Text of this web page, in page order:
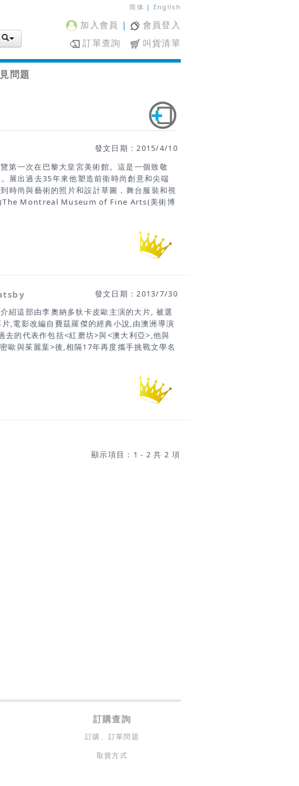
简体 | English
加入會員 |
會員登入
訂單查詢
叫貨清單
問題
發文日期：2015/4/10
第一次在巴黎大皇宮美術館。這是一個致敬
展出過去35年來他塑造前衛時尚創意和尖端
時尚與藝術的照片和設計草圖，舞台服裝和視
Montreal Museum of Fine Arts(美術博
發文日期：2013/7/30
紹這部由李奧納多狄卡皮歐主演的大片, 被選
,電影改編自費茲羅傑的經典小說,由澳洲導演
去的代表作包括<紅磨坊>與<澳大利亞>,他與
歐與茱麗葉>後,相隔17年再度攜手挑戰文學名
凱特莫里根大談禁忌之戀,富商生活豪奢卻內心
著, 付出一切卻換來孤獨。電影服裝導演巴茲
Catherine Martin因《紅磨坊》獲奧斯卡最
身訂作珠寶的設計 。 右圖裡:顯示項目：1 - 2 共 2 項
訂購查詢
訂購、訂單問題
取貨方式